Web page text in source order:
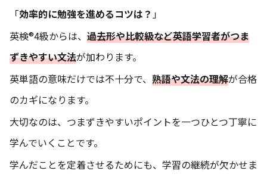
「効率的に勉強を進めるコツは？ 」
英検®4級からは、 過去形や比較級など英語学習者がつま
ずきやすい文法が加わります。
英単語の意味だけでは不十分で、 熟語や文法の理解が合格
のカギになります。
大切なのは、つまずきやすいポイントを一つひとつ丁寧に
学んでいくことです。
学んだことを定着させるためにも、学習の継続が欠かせま